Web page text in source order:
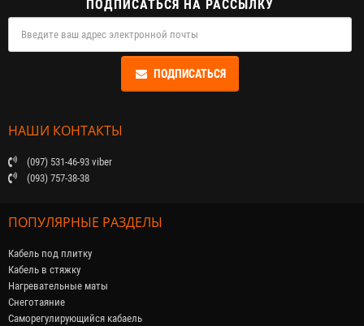
ПОДПИСАТЬСЯ НА РАССЫЛКУ
ПОДПИСАТЬСЯ
НАШИ КОНТАКТЫ
(097) 531-46-93 viber
(093) 757-38-38
ПОПУЛЯРНЫЕ РАЗДЕЛЫ
Кабель под плитку
Кабель в стяжку
Нагревательные маты
Снеготаяние
Саморегулирующийся кабaель